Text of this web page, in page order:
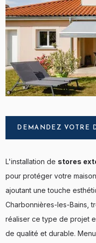
DEMANDEZ VOTRE
L'installation de stores
pour protéger votre
ajoutant une touche
Charbonnières-les-Bains,
réaliser ce type de projet
de qualité et durable.